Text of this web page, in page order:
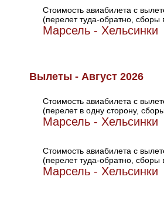
Стоимость авиабилета с
(перелет туда-обратно, сборы
Марсель - Хельсинки
Вылеты - Август 2026
Стоимость авиабилета с
(перелет в одну сторону,
Марсель - Хельсинки
Стоимость авиабилета с
(перелет туда-обратно, сборы
Марсель - Хельсинки